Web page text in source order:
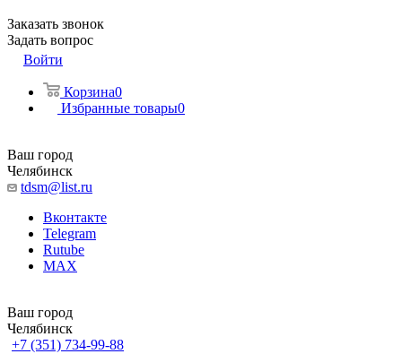
Заказать звонок
Задать вопрос
Войти
Корзина0
Избранные товары0
Ваш город
Челябинск
tdsm@list.ru
Вконтакте
Telegram
Rutube
MAX
Ваш город
Челябинск
+7 (351) 734-99-88